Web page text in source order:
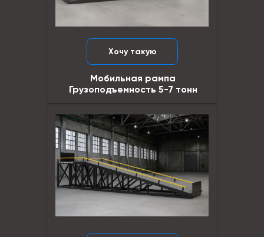
Хочу такую
Мобильная рампа
Грузоподъемность 5-7 тонн